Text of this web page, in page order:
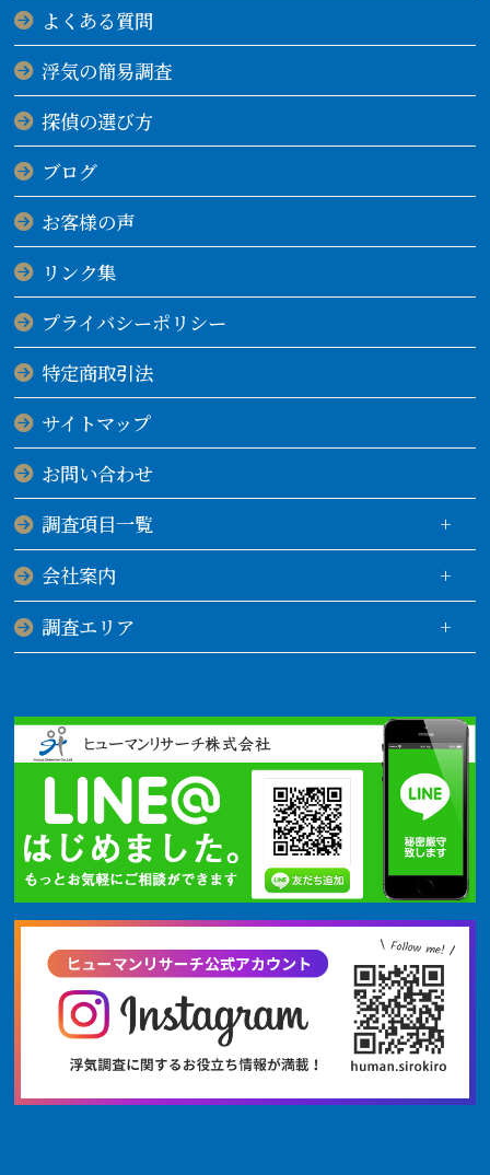
よくある質問
浮気の簡易調査
探偵の選び方
ブログ
お客様の声
リンク集
プライバシーポリシー
特定商取引法
サイトマップ
お問い合わせ
調査項目一覧
会社案内
調査エリア